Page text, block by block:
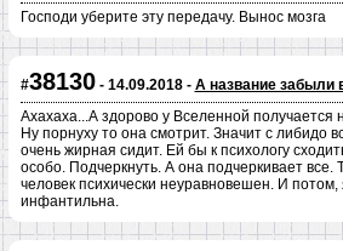
Господи уберите эту передачу. Вынос мозга
#38130- 14.09.2018 - А название забыли
Ахахаха...А здорово у Вселенной получается
Ну порнуху то она смотрит. Значит с либидо
очень жирная сидит. Ей бы к психологу
особо. Подчеркнуть. А она подчеркивает все.
человек психически неуравновешен. И
инфантильна.